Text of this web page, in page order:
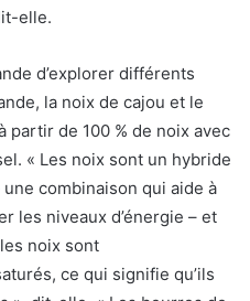
elle.
d’explorer différents
la noix de cajou et le
de 100 % de noix avec
« Les noix sont un hybride
combinaison qui aide à
les niveaux d’énergie – et
noix sont
ce qui signifie qu’ils